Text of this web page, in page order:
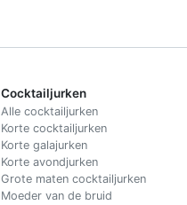
Cocktailjurken
Alle cocktailjurken
Korte cocktailjurken
Korte galajurken
Korte avondjurken
Grote maten cocktailjurken
Moeder van de bruid